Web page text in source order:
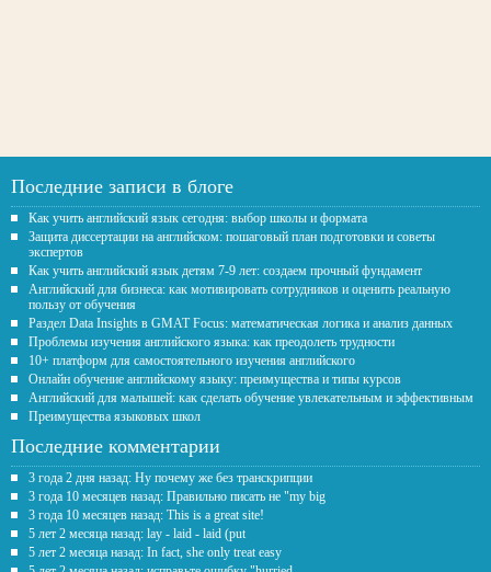
Последние записи в блоге
Как учить английский язык сегодня: выбор школы и формата
Защита диссертации на английском: пошаговый план подготовки и советы
экспертов
Как учить английский язык детям 7-9 лет: создаем прочный фундамент
Английский для бизнеса: как мотивировать сотрудников и оценить реальную
пользу от обучения
Раздел Data Insights в GMAT Focus: математическая логика и анализ данных
Проблемы изучения английского языка: как преодолеть трудности
10+ платформ для самостоятельного изучения английского
Онлайн обучение английскому языку: преимущества и типы курсов
Английский для малышей: как сделать обучение увлекательным и эффективным
Преимущества языковых школ
Последние комментарии
3 года 2 дня назад: Ну почему же без транскрипции
3 года 10 месяцев назад: Правильно писать не "my big
3 года 10 месяцев назад: This is a great site!
5 лет 2 месяца назад: lay - laid - laid (put
5 лет 2 месяца назад: In fact, she only treat easy